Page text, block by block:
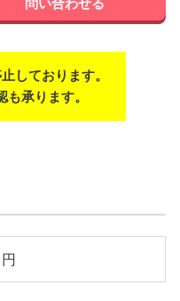
しております。
承ります。